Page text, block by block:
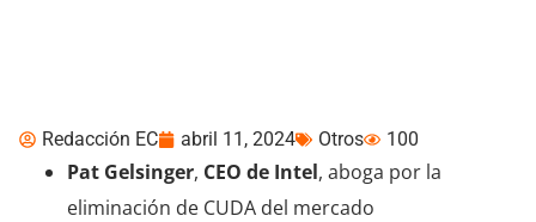
Redacción EC abril 11, 2024 Otros 100
Pat Gelsinger, CEO de Intel, aboga por la
eliminación de CUDA del mercado